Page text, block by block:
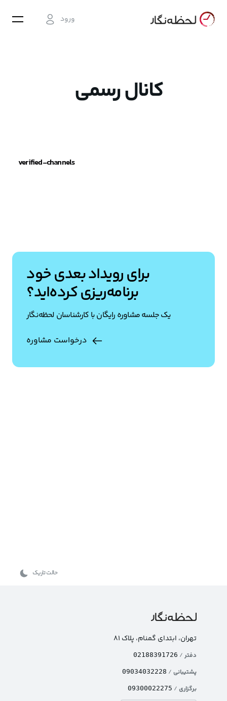
ورود
کانال رسمی
verified-channels
برای رویداد بعدی خود
برنامه‌ریزی کرده‌اید؟
یک جلسه مشاوره رایگان با کارشناسان لحظه‌نگار
درخواست مشاوره
حالت تاریک
تهران، ابتدای گمنام، پلاک ۸۱
دفتر /
02188391726
پشتیبانی /
09034032228
برگزاری /
09300022275